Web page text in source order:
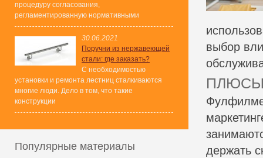
процедуру согласования,
регламентированную нормативными
30.06.2021
Поручни из нержавеющей
стали: где заказать?
С необходимостью
установки и ремонта лестниц сталкиваются
многие люди. Дело в том, что такие
конструкции
Популярные материалы
выбор
держать